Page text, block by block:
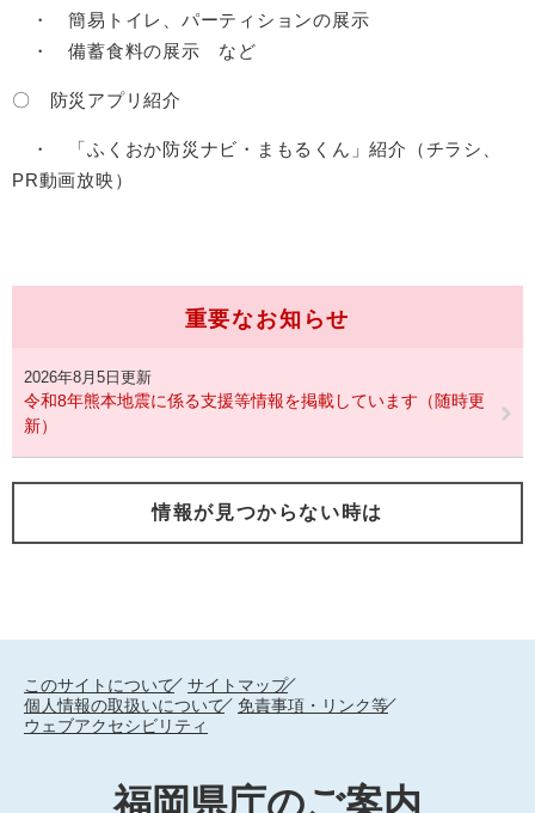
・ 簡易トイレ、パーティションの展示
​ ・ 備蓄食料の展示 など
〇 防災アプリ紹介​
・ 「ふくおか防災ナビ・まもるくん」紹介（チラシ、
PR動画放映）
重要なお知らせ
2026年8月5日更新
令和8年熊本地震に係る支援等情報を掲載しています（随時更
新）
情報が見つからない時は
このサイトについて
サイトマップ
個人情報の取扱いについて
免責事項・リンク等
ウェブアクセシビリティ
福岡県庁のご案内